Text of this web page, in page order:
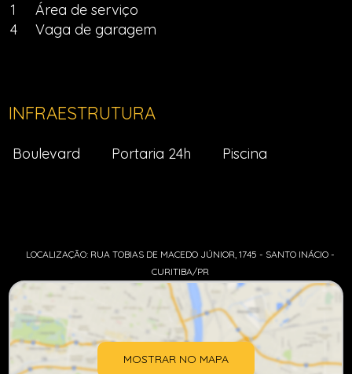
1
Área de serviço
4
Vaga de garagem
INFRAESTRUTURA
Boulevard Portaria 24h Piscina
LOCALIZAÇÃO: RUA TOBIAS DE MACEDO JÚNIOR, 1745 - SANTO INÁCIO -
CURITIBA/PR
MOSTRAR NO MAPA